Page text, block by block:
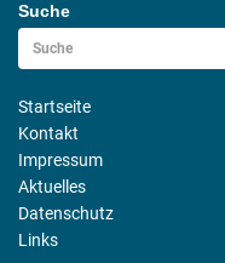
Suche
Startseite
Kontakt
Impressum
Aktuelles
Datenschutz
Links